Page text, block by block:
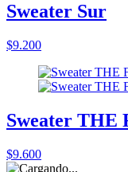
Sweater Sur
$9.200
Sweater THE
$9.600